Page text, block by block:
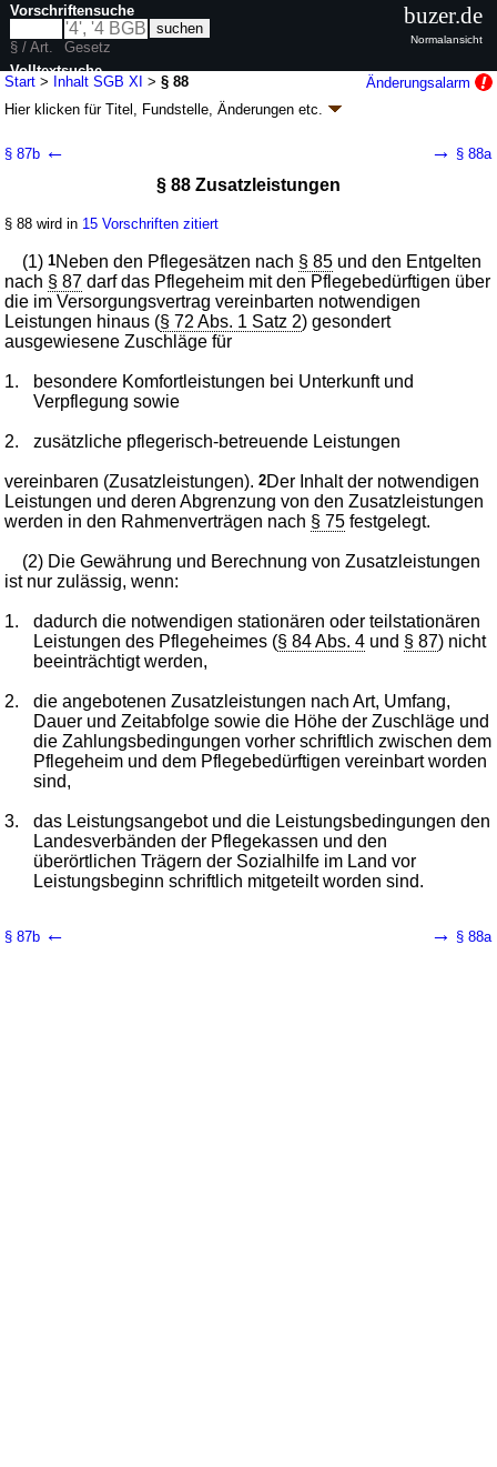
Start > Inhalt SGB XI >§ 88
Änderungsalarm
Hier klicken fürTitel, Fundstelle, Änderungen etc.
Soziale Pflegeversicherung - (SGB XI)
Artikel 1 G.v. 26.05.1994 BGBl. I S. 1014, 1015; zuletzt geändert durch
Geltung ab 01.06.1994; FNA: 860-11
wird in 683 Vorschriften zitiert
Achtes Kapitel Pflegevergütung
Zweiter Abschnitt Vergütung der stationären
Pflegeleistungen
§ 87b ← → § 88a
§ 88 Zusatzleistungen
§ 88 wird in 15 Vorschriften zitiert
(1)1Neben den Pflegesätzen nach § 85 und den Entgelten
nach § 87 darf das Pflegeheim mit den Pflegebedürftigen über
die im Versorgungsvertrag vereinbarten notwendigen
Leistungen hinaus (§ 72 Abs. 1 Satz 2) gesondert
ausgewiesene Zuschläge für
1.
besondere Komfortleistungen bei Unterkunft und
Verpflegung sowie
2. zusätzliche pflegerisch-betreuende Leistungen
vereinbaren (Zusatzleistungen).2Der Inhalt der notwendigen
Leistungen und deren Abgrenzung von den Zusatzleistungen
werden in den Rahmenverträgen nach § 75 festgelegt.
(2) Die Gewährung und Berechnung von Zusatzleistungen
ist nur zulässig, wenn:
1.
dadurch die notwendigen stationären oder teilstationären
Leistungen des Pflegeheimes (§ 84 Abs. 4 und § 87) nicht
beeinträchtigt werden,
2.
die angebotenen Zusatzleistungen nach Art, Umfang,
Dauer und Zeitabfolge sowie die Höhe der Zuschläge und
die Zahlungsbedingungen vorher schriftlich zwischen dem
Pflegeheim und dem Pflegebedürftigen vereinbart worden
sind,
3.
das Leistungsangebot und die Leistungsbedingungen den
Landesverbänden der Pflegekassen und den
überörtlichen Trägern der Sozialhilfe im Land vor
Leistungsbeginn schriftlich mitgeteilt worden sind.
§ 87b ← → § 88a
Vorschriftensuche
§ / Art.
Gesetz
Volltextsuche
nur in SGB XI
buzer.de
Normalansicht